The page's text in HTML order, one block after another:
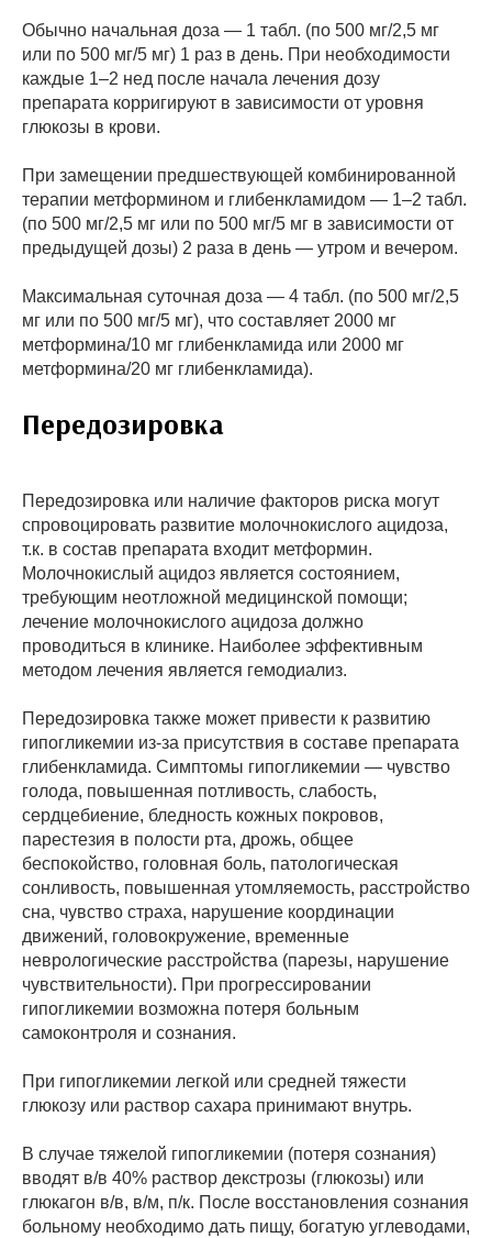
Обычно начальная доза — 1 табл. (по 500 мг/2,5 мг
или по 500 мг/5 мг) 1 раз в день. При необходимости
каждые 1–2 нед после начала лечения дозу
препарата корригируют в зависимости от уровня
глюкозы в крови.
При замещении предшествующей комбинированной
терапии метформином и глибенкламидом — 1–2 табл.
(по 500 мг/2,5 мг или по 500 мг/5 мг в зависимости от
предыдущей дозы) 2 раза в день — утром и вечером.
Максимальная суточная доза — 4 табл. (по 500 мг/2,5
мг или по 500 мг/5 мг), что составляет 2000 мг
метформина/10 мг глибенкламида или 2000 мг
метформина/20 мг глибенкламида).
Передозировка
Передозировка или наличие факторов риска могут
спровоцировать развитие молочнокислого ацидоза,
т.к. в состав препарата входит метформин.
Молочнокислый ацидоз является состоянием,
требующим неотложной медицинской помощи;
лечение молочнокислого ацидоза должно
проводиться в клинике. Наиболее эффективным
методом лечения является гемодиализ.
Передозировка также может привести к развитию
гипогликемии из-за присутствия в составе препарата
глибенкламида. Симптомы гипогликемии — чувство
голода, повышенная потливость, слабость,
сердцебиение, бледность кожных покровов,
парестезия в полости рта, дрожь, общее
беспокойство, головная боль, патологическая
сонливость, повышенная утомляемость, расстройство
сна, чувство страха, нарушение координации
движений, головокружение, временные
неврологические расстройства (парезы, нарушение
чувствительности). При прогрессировании
гипогликемии возможна потеря больным
самоконтроля и сознания.
При гипогликемии легкой или средней тяжести
глюкозу или раствор сахара принимают внутрь.
В случае тяжелой гипогликемии (потеря сознания)
вводят в/в 40% раствор декстрозы (глюкозы) или
глюкагон в/в, в/м, п/к. После восстановления сознания
больному необходимо дать пищу, богатую углеводами,